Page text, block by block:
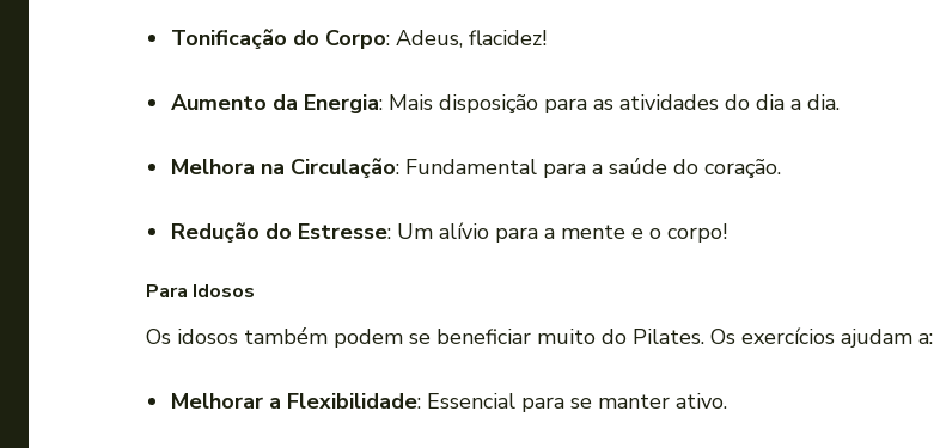
Tonificação do Corpo: Adeus, flacidez!
Aumento da Energia: Mais disposição para as atividades do dia a dia.
Melhora na Circulação: Fundamental para a saúde do coração.
Redução do Estresse: Um alívio para a mente e o corpo!
Para Idosos
Os idosos também podem se beneficiar muito do Pilates. Os exercícios ajudam a:
Melhorar a Flexibilidade: Essencial para se manter ativo.